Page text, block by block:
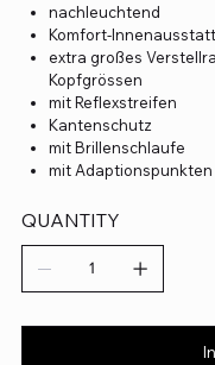
nachleuchtend
Komfort-
extra großes
Kopfgrössen
mit Reflexstreifen
Kantenschutz
mit Brillenschlaufe
mit
QUANTITY